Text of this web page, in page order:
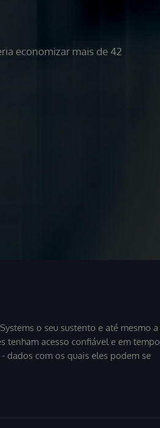
economizar mais de 42
o seu sustento e até mesmo a
tenham acesso confiável e em tempo
dados com os quais eles podem se